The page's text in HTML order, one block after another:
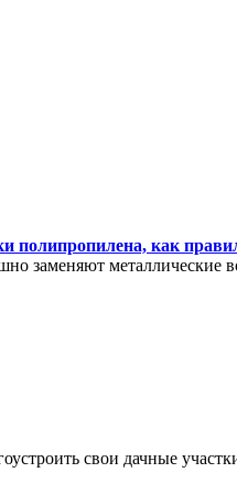
полипропилена, как
заменяют металлические
свои дачные